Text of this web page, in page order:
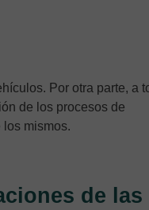
Por otra parte, a
de los procesos de
mismos.
de las